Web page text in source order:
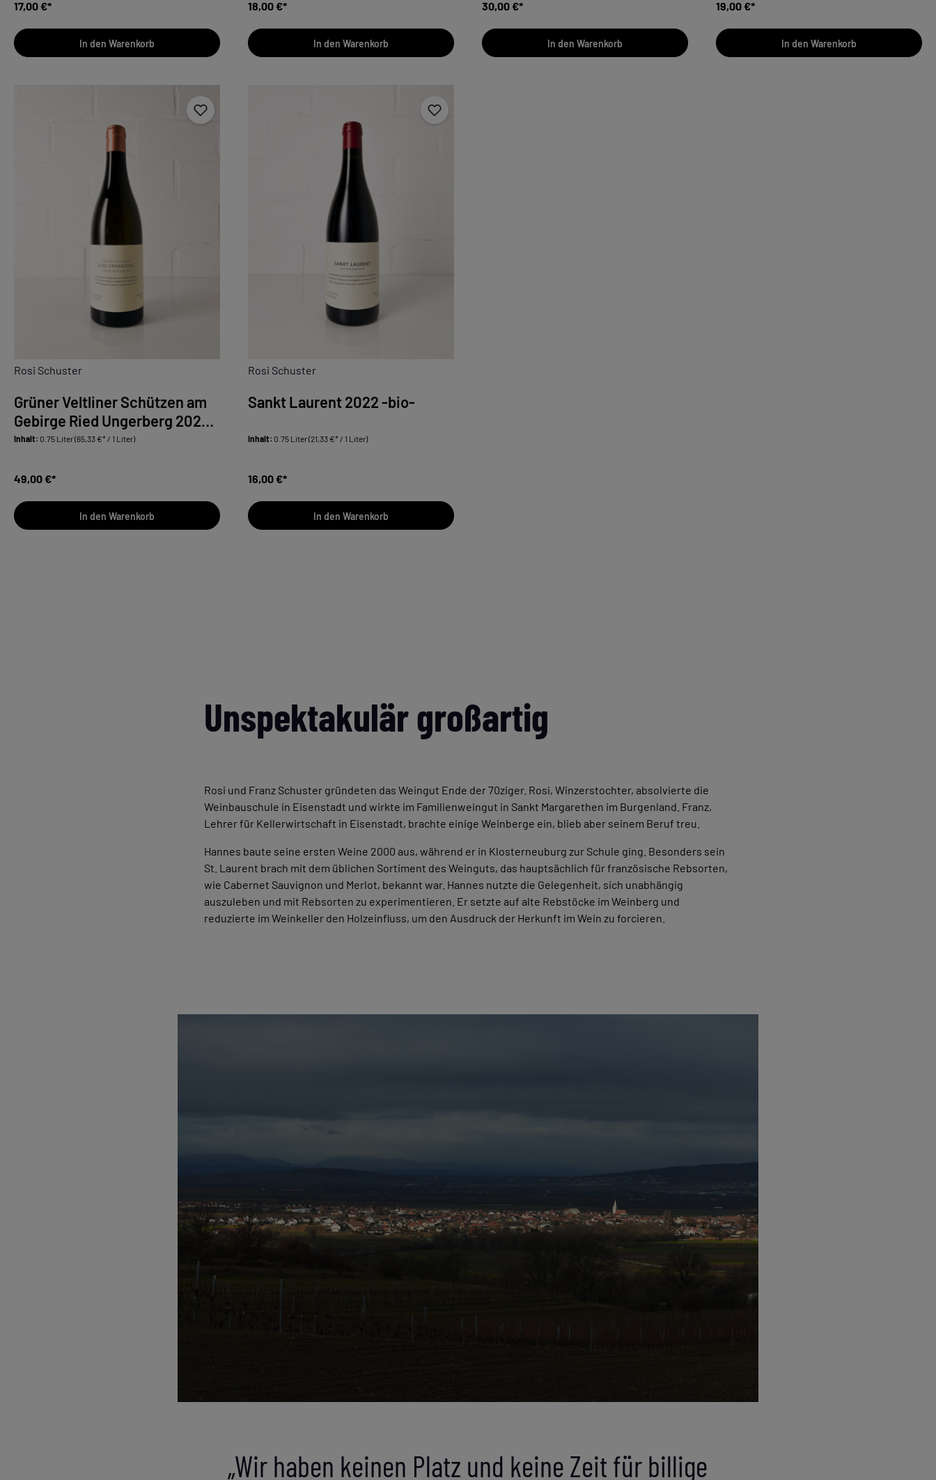
17,00 €*
In den Warenkorb
18,00 €*
In den Warenkorb
30,00 €*
In den Warenkorb
19,00 €*
In den Warenkorb
Rosi Schuster
Grüner Veltliner Schützen am
Gebirge Ried Ungerberg 2023 -
bio-
Inhalt: 0.75 Liter(65,33 €* / 1 Liter)
49,00 €*
In den Warenkorb
Rosi Schuster
Sankt Laurent 2022 -bio-
Inhalt: 0.75 Liter(21,33 €* / 1 Liter)
16,00 €*
In den Warenkorb
Unspektakulär großartig
Rosi und Franz Schuster gründeten das Weingut Ende der 70ziger. Rosi, Winzerstochter, absolvierte die
Weinbauschule in Eisenstadt und wirkte im Familienweingut in Sankt Margarethen im Burgenland. Franz,
Lehrer für Kellerwirtschaft in Eisenstadt, brachte einige Weinberge ein, blieb aber seinem Beruf treu.
Hannes baute seine ersten Weine 2000 aus, während er in Klosterneuburg zur Schule ging. Besonders sein
St. Laurent brach mit dem üblichen Sortiment des Weinguts, das hauptsächlich für französische Rebsorten,
wie Cabernet Sauvignon und Merlot, bekannt war. Hannes nutzte die Gelegenheit, sich unabhängig
auszuleben und mit Rebsorten zu experimentieren. Er setzte auf alte Rebstöcke im Weinberg und
reduzierte im Weinkeller den Holzeinfluss, um den Ausdruck der Herkunft im Wein zu forcieren.
„Wir haben keinen Platz und keine Zeit für billige